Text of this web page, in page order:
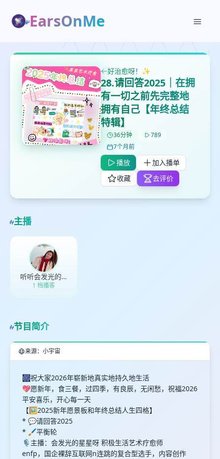
EarsOnMe
好治愈呀！✨
28.请回答2025｜在拥
有一切之前先完整地
拥有自己【年终总结
特辑】
36分钟
789
7个月前
播放
加入播单
收藏
去评价
主播
听听会发光的星星呀的播客
1 档播客
节目简介
来源：小宇宙
🎆祝大家2026年崭新地真实地持久地生活
💖愿新年，食三餐，过四季，有良辰，无闲愁，祝福2026
平安喜乐，开心每一天
【🖼️2025新年愿景板和年终总结人生四格】
* 💬请回答2025
* 🖌️平衡轮
🎙️主播：会发光的星星呀 积极生活艺术疗愈师
enfp，国企裸辞互联网n连跳的复合型选手，内容创作
✕
打分 ✕
删除确认
取消 确认删除
✕
加入播单
创建